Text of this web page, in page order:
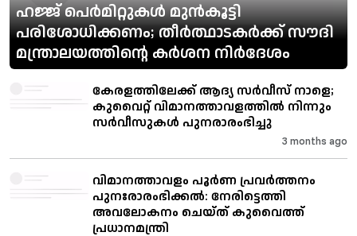
ഹജ്ജ് പെര്‍മിറ്റുകള്‍ മുന്‍കൂട്ടി
പരിശോധിക്കണം; തീര്‍ത്ഥാടകര്‍ക്ക് സൗദി
മന്ത്രാലയത്തിന്റെ കര്‍ശന നിര്‍ദേശം
കേരളത്തിലേക്ക് ആദ്യ സർവീസ് നാളെ;
കുവൈറ്റ് വിമാനത്താവളത്തിൽ നിന്നും
സർവീസുകൾ പുനരാരംഭിച്ചു
3 months ago
വിമാനത്താവളം പൂർണ പ്രവർത്തനം
പുനഃരാരംഭിക്കൽ: നേരിട്ടെത്തി
അവലോകനം ചെയ്‌ത്‌ കുവൈത്ത്
പ്രധാനമന്ത്രി